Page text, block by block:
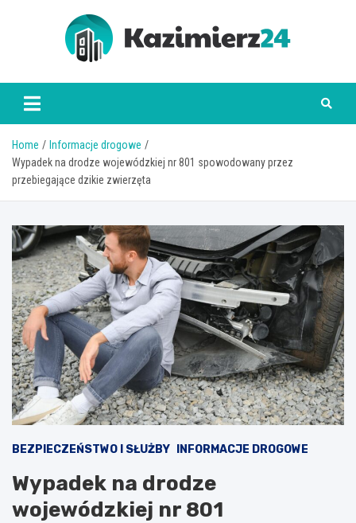
kazimierz24.pl
Home
Informacje drogowe
Wypadek na drodze wojewódzkiej nr 801 spowodowany przez
przebiegające dzikie zwierzęta
BEZPIECZEŃSTWO I SŁUŻBY INFORMACJE DROGOWE
Wypadek na drodze
wojewódzkiej nr 801